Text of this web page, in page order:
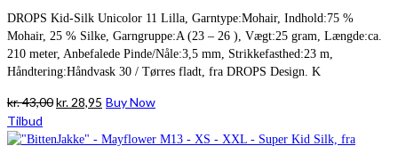
DROPS Kid-Silk Unicolor 11 Lilla, Garntype:Mohair, Indhold:75 %
Mohair, 25 % Silke, Garngruppe:A (23 – 26 ), Vægt:25 gram, Længde:ca.
210 meter, Anbefalede Pinde/Nåle:3,5 mm, Strikkefasthed:23 m,
Håndtering:Håndvask 30 / Tørres fladt, fra DROPS Design. K
kr.43,00Den
pris
kr. 28,95 Den
pris
Buy Now
Tilbud